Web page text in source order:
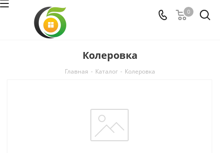
0
Колеровка
Главная - Каталог - Колеровка